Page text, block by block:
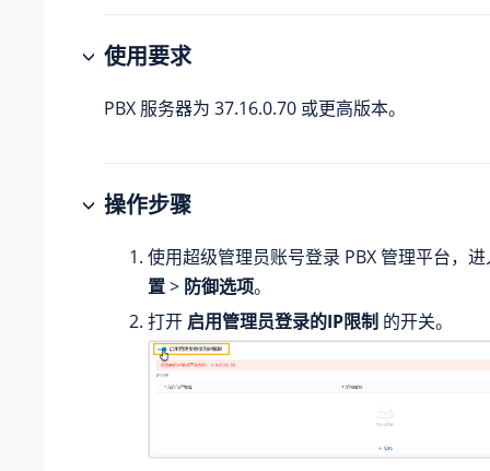
使用要求
PBX 服务器为 37.16.0.70 或更高版本。
操作步骤
使用超级管理员账号登录 PBX 管理平台，
置> 防御选项。
打开 启用管理员登录的IP限制 的开关。